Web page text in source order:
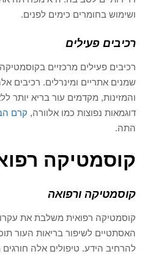
ושימוש בחומרים כימים לפנים.
רכיבים פעילים
רכיבים פעילים מרכזיים
שמנים אתריים ומינרלים. רכיבים
והמזינות, מקדמים עור בריא יותר
דוגמאות נפוצות כמו אלוורה, קרם
התה.
קוסמטיקה
קוסמטיקה ורפואה
קוסמטיקה רפואית משלבת את
האסתטיים לשיפור בריאות העור
להרחיב הידע. טיפולים אלה